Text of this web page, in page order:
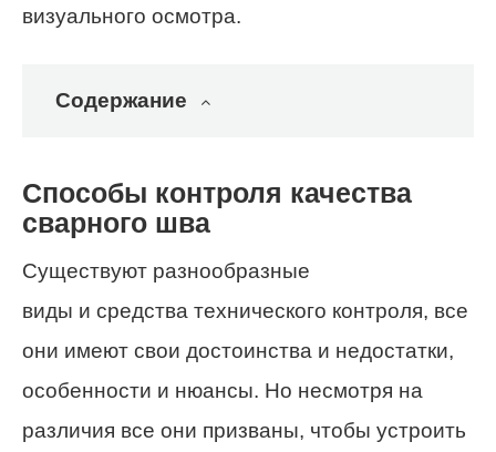
визуального осмотра.
Содержание
Способы контроля качества
сварного шва
Существуют разнообразные
виды и средства технического контроля, все
они имеют свои достоинства и недостатки,
особенности и нюансы. Но несмотря на
различия все они призваны, чтобы устроить